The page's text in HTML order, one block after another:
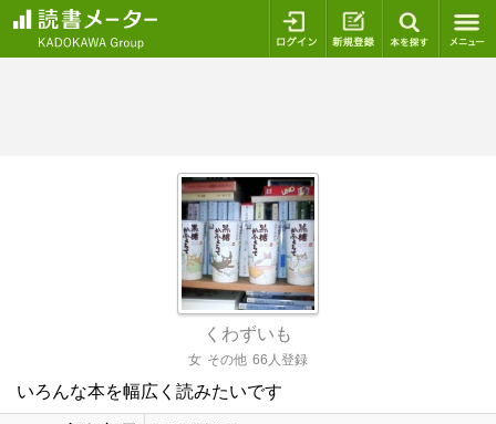
ログイン 新規登録
くわずいも
女 その他 66人登録
いろんな本を幅広く読みたいです